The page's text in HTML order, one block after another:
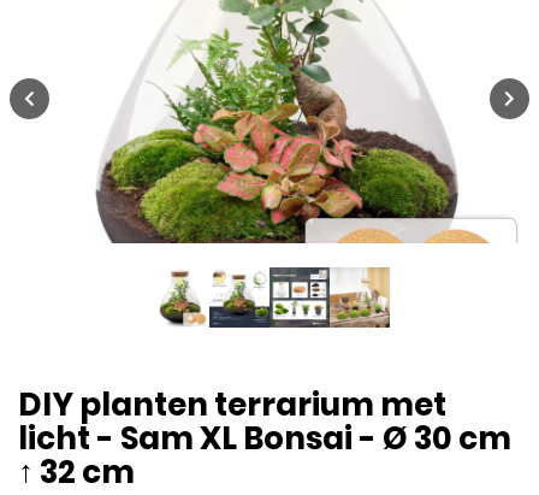
DIY planten terrarium met
licht - Sam XL Bonsai - Ø 30 cm
↑ 32 cm